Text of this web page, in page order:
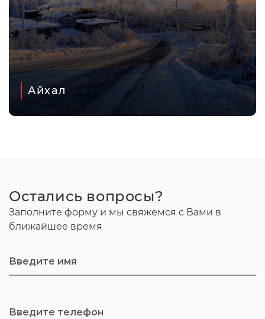
Айхал
Остались вопросы?
Заполните форму и мы свяжемся с Вами в
ближайшее время